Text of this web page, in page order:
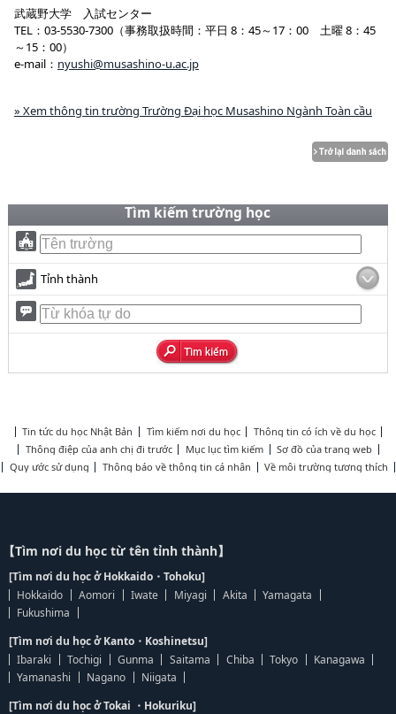
武蔵野大学 入試センター
TEL：03-5530-7300（事務取扱時間：平日 8：45～17：00 土曜 8：45
～15：00）
e-mail： nyushi@musashino-u.ac.jp
» Xem thông tin trường Trường Đại học Musashino Ngành Toàn cầu
Tìm kiếm trường học
Tỉnh thành
Tin tức du học Nhật Bản Tìm kiếm nơi du học
Thông tin có ích về du học
Thông điệp của anh chị đi trước
Mục lục tìm kiếm
Sơ đồ của trang web
Quy ước sử dụng
Thông báo về thông tin cá nhân Về môi trường tương thích
【Tìm nơi du học từ tên tỉnh thành】
[Tìm nơi du học ở Hokkaido・Tohoku]
Hokkaido
Aomori Iwate Miyagi Akita
Yamagata
Fukushima
[Tìm nơi du học ở Kanto・Koshinetsu]
Ibaraki
Tochigi Gunma Saitama Chiba Tokyo
Kanagawa
Yamanashi
Nagano
Niigata
[Tìm nơi du học ở Tokai ・Hokuriku]